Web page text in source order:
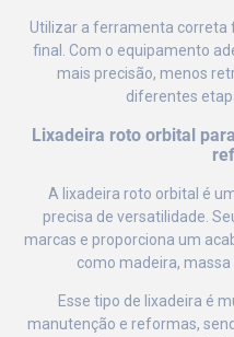
Utilizar a ferramenta correta
final. Com o equipamento
mais precisão, menos
diferentes
Lixadeira roto orbital
A lixadeira roto orbital é
precisa de versatilidade.
marcas e proporciona um
como madeira, massa
Esse tipo de lixadeira é
manutenção e reformas,